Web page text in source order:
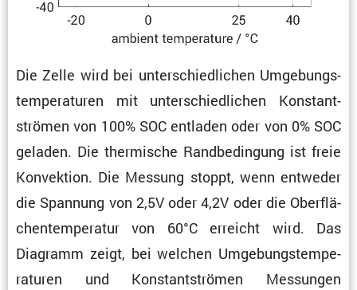
Die Zelle wird bei unter­schied­li­chen Umgebungs­
tem­pe­ra­turen mit unter­schied­li­chen Konstant­
strömen von 100% SOC entladen oder von 0% SOC
geladen. Die thermi­sche Randbe­din­gung ist freie
Konvek­tion. Die Messung stoppt, wenn entweder
die Spannung von 2,5V oder 4,2V oder die Oberflä­
chen­tem­pe­ratur von 60°C erreicht wird. Das
Diagramm zeigt, bei welchen Umgebungs­tem­pe­
ra­turen und Konstant­strömen Messungen